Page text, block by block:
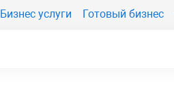
Бизнес услуги Готовый бизнес